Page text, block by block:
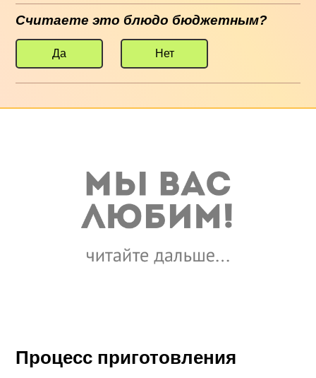
Считаете это блюдо бюджетным?
Да Нет
Процесс приготовления